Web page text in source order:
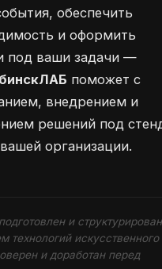
обеспечить
и оформить
под ваши задачи —
поможет с
внедрением и
решений под
организации.
и
технологий искусственного
и доработан перед